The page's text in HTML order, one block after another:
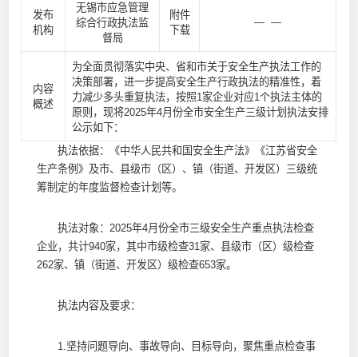
发布
机构
无锡市应急管理
综合行政执法监
督局
附件
下载
— —
内容
概述
为全面贯彻落实中央、省和市关于安全生产执法工作的
决策部署，进一步提高安全生产行政执法的精准性，着
力减少多头重复执法，按照1家企业对应1个执法主体的
原则，现将2025年4月份全市安全生产三级计划执法安排
公示如下：
执法依据：《中华人民共和国安全生产法》《江苏省安全
生产条例》及市、县级市（区）、镇（街道、开发区）三级统
筹制定的年度监督检查计划等。
执法对象：2025年4月份全市三级安全生产重点执法检查
企业，共计940家，其中市级检查31家、县级市（区）级检查
262家、镇（街道、开发区）级检查653家。
执法内容及要求：
1.坚持问题导向、事故导向、目标导向，聚焦重点检查事